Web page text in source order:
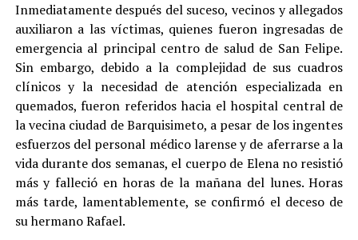
Inmediatamente después del suceso, vecinos y allegados
auxiliaron a las víctimas, quienes fueron ingresadas de
emergencia al principal centro de salud de San Felipe.
Sin embargo, debido a la complejidad de sus cuadros
clínicos y la necesidad de atención especializada en
quemados, fueron referidos hacia el hospital central de
la vecina ciudad de Barquisimeto, a pesar de los ingentes
esfuerzos del personal médico larense y de aferrarse a la
vida durante dos semanas, el cuerpo de Elena no resistió
más y falleció en horas de la mañana del lunes. Horas
más tarde, lamentablemente, se confirmó el deceso de
su hermano Rafael.